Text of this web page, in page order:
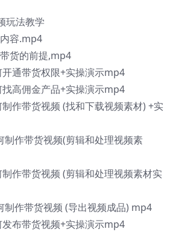
玩法教学
容.mp4
货的前提,mp4
通带货权限+实操演示mp4
高佣金产品+实操演示mp4
作带货视频 (找和下载视频素材) +实
制作带货视频(剪辑和处理视频素
作带货视频 (剪辑和处理视频素材实
制作带货视频 (导出视频成品) mp4
布带货视频+实操演示mp4